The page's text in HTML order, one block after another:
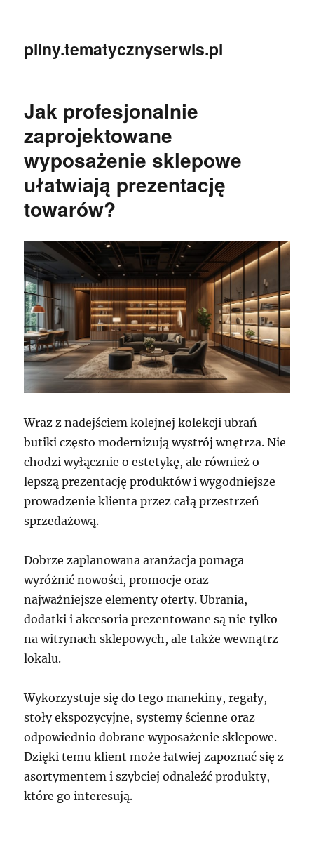
pilny.tematycznyserwis.pl
Jak profesjonalnie
zaprojektowane
wyposażenie sklepowe
ułatwiają prezentację
towarów?
Wraz z nadejściem kolejnej kolekcji ubrań
butiki często modernizują wystrój wnętrza. Nie
chodzi wyłącznie o estetykę, ale również o
lepszą prezentację produktów i wygodniejsze
prowadzenie klienta przez całą przestrzeń
sprzedażową.
Dobrze zaplanowana aranżacja pomaga
wyróżnić nowości, promocje oraz
najważniejsze elementy oferty. Ubrania,
dodatki i akcesoria prezentowane są nie tylko
na witrynach sklepowych, ale także wewnątrz
lokalu.
Wykorzystuje się do tego manekiny, regały,
stoły ekspozycyjne, systemy ścienne oraz
odpowiednio dobrane wyposażenie sklepowe.
Dzięki temu klient może łatwiej zapoznać się z
asortymentem i szybciej odnaleźć produkty,
które go interesują.